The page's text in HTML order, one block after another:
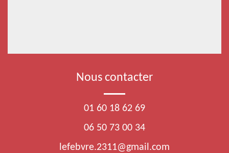
Nous contacter
01 60 18 62 69
06 50 73 00 34
lefebvre.2311@gmail.com